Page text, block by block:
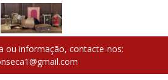
ou informação, contacte-nos: